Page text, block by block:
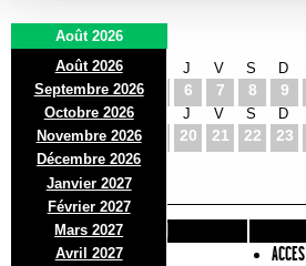
Août 2026
Août 2026
Septembre 2026
Octobre 2026
Novembre 2026
Décembre 2026
Janvier 2027
Février 2027
Mars 2027
Avril 2027
D
2
L
3
M
4
J
6
V
7
S
8
D
9
D
16
L
17
M
18
J
20
V
21
S
22
D
23
D
30
L
31
PRÉSENTATION
ACCES